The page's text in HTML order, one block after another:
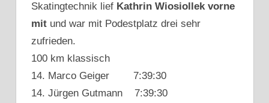
Skatingtechnik lief Kathrin Wiosiollek vorne
mit und war mit Podestplatz drei sehr
zufrieden.
100 km klassisch
14. Marco Geiger 7:39:30
14. Jürgen Gutmann 7:39:30